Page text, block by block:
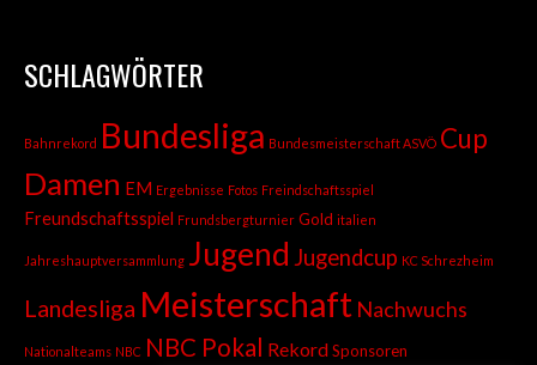
SCHLAGWÖRTER
Bahnrekord Bundesliga Bundesmeisterschaft ASVÖ Cup
Damen EM Ergebnisse Fotos Freindschaftsspiel
Freundschaftsspiel Frundsbergturnier Gold italien
Jahreshauptversammlung Jugend Jugendcup KC Schrezheim
Landesliga Meisterschaft Nachwuchs
Nationalteams NBC NBC Pokal RekordSponsoren